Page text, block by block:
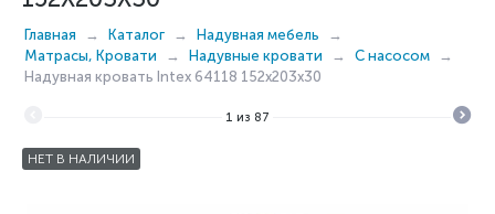
Главная Каталог
Надувная мебель
Матрасы, Кровати
Надувные кровати
C насосом
Надувная кровать Intex 64118 152х203х30
1 из 87
НЕТ В НАЛИЧИИ